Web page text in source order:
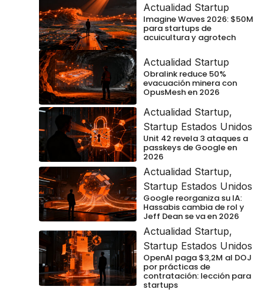
Actualidad Startup
Imagine Waves 2026: $50M
para startups de
acuicultura y agrotech
Actualidad Startup
Obralink reduce 50%
evacuación minera con
OpusMesh en 2026
Actualidad Startup,
Startup Estados Unidos
Unit 42 revela 3 ataques a
passkeys de Google en
2026
Actualidad Startup,
Startup Estados Unidos
Google reorganiza su IA:
Hassabis cambia de rol y
Jeff Dean se va en 2026
Actualidad Startup,
Startup Estados Unidos
OpenAI paga $3,2M al DOJ
por prácticas de
contratación: lección para
startups